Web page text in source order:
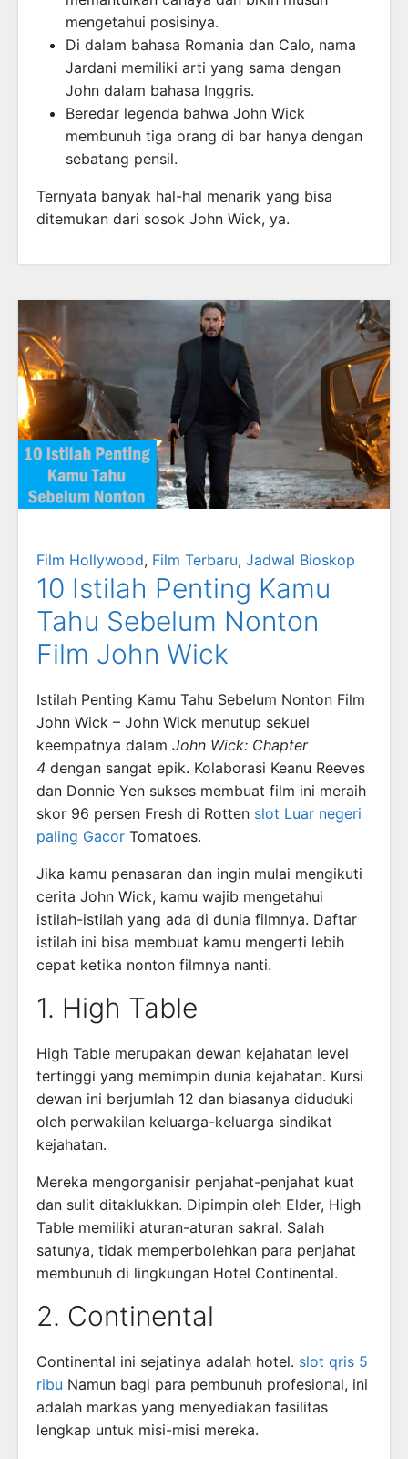
mengetahui posisinya.
Di dalam bahasa Romania dan Calo, nama
Jardani memiliki arti yang sama dengan
John dalam bahasa Inggris.
Beredar legenda bahwa John Wick
membunuh tiga orang di bar hanya dengan
sebatang pensil.
Ternyata banyak hal-hal menarik yang bisa
ditemukan dari sosok John Wick, ya.
Film Hollywood, Film Terbaru, Jadwal Bioskop
10 Istilah Penting Kamu
Tahu Sebelum Nonton
Film John Wick
Istilah Penting Kamu Tahu Sebelum Nonton Film
John Wick – John Wick menutup sekuel
keempatnya dalam John Wick: Chapter
4 dengan sangat epik. Kolaborasi Keanu Reeves
dan Donnie Yen sukses membuat film ini meraih
skor 96 persen Fresh di Rotten slot Luar negeri
paling Gacor Tomatoes.
Jika kamu penasaran dan ingin mulai mengikuti
cerita John Wick, kamu wajib mengetahui
istilah-istilah yang ada di dunia filmnya. Daftar
istilah ini bisa membuat kamu mengerti lebih
cepat ketika nonton filmnya nanti.
1. High Table
High Table merupakan dewan kejahatan level
tertinggi yang memimpin dunia kejahatan. Kursi
dewan ini berjumlah 12 dan biasanya diduduki
oleh perwakilan keluarga-keluarga sindikat
kejahatan.
Mereka mengorganisir penjahat-penjahat kuat
dan sulit ditaklukkan. Dipimpin oleh Elder, High
Table memiliki aturan-aturan sakral. Salah
satunya, tidak memperbolehkan para penjahat
membunuh di lingkungan Hotel Continental.
2. Continental
Continental ini sejatinya adalah hotel. slot qris 5
ribu Namun bagi para pembunuh profesional, ini
adalah markas yang menyediakan fasilitas
lengkap untuk misi-misi mereka.